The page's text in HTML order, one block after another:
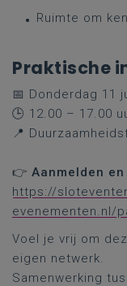
Ruimte om
Praktische
📅 Donderdag 11
🕒 12.00 – 17.00
📍
👉 Aanmelden
https://
evenementen.nl/
Voel je vrij om
eigen netwerk.
Samenwerking